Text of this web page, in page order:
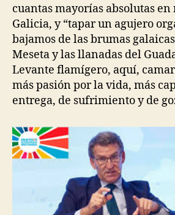
cuantas mayorías absolutas
Galicia, y “tapar un agujero
bajamos de las brumas
Meseta y las llanadas del
Levante flamígero, aquí,
más pasión por la vida, más
entrega, de sufrimiento y de